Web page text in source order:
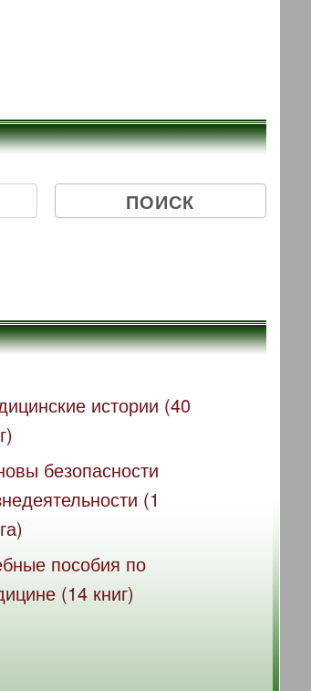
истории (40
безопасности
(1
пособия по
(14 книг)